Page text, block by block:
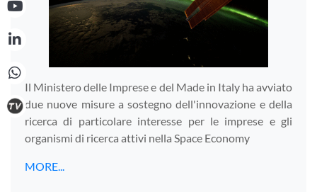
Il Ministero delle Imprese e del Made in Italy ha avviato
due nuove misure a sostegno dell'innovazione e della
ricerca di particolare interesse per le imprese e gli
organismi di ricerca attivi nella Space Economy
MORE...